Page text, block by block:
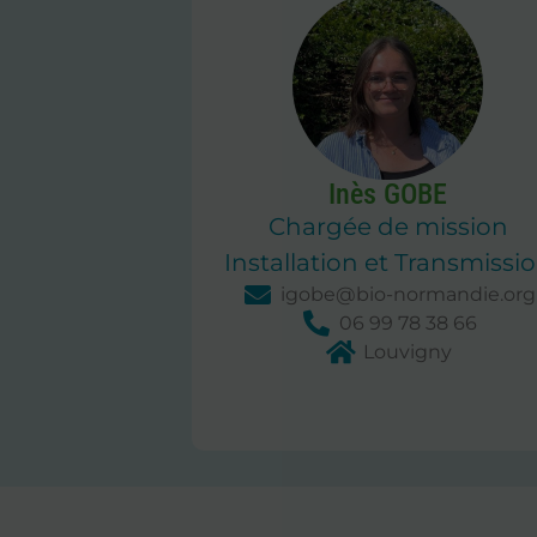
Inès GOBE
Chargée de mission
Installation et
igobe@bio-normandie.org
06 99 78 38 66
Louvigny